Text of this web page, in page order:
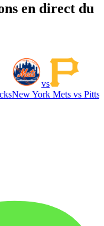
en direct du
vs
New York Mets vs